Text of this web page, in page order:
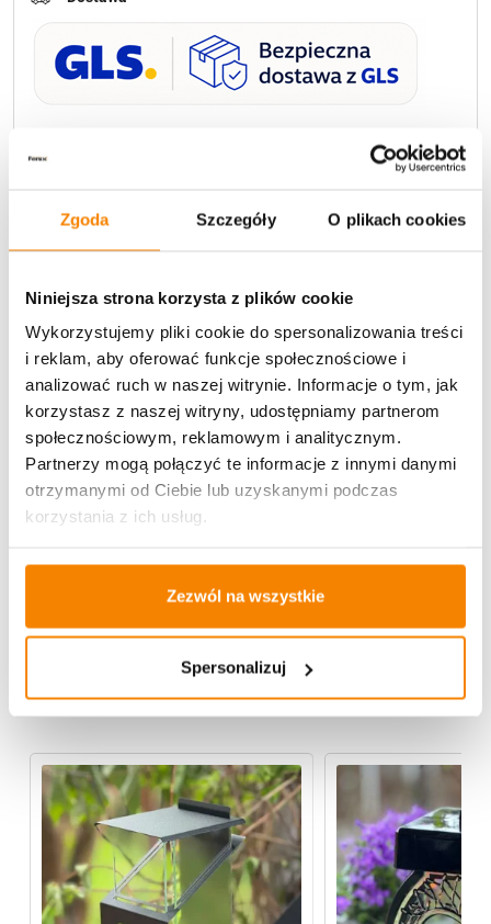
Zgoda Szczegóły O plikach cookies
Niniejsza strona korzysta z plików cookie
Wykorzystujemy pliki cookie do spersonalizowania treści
i reklam, aby oferować funkcje społecznościowe i
analizować ruch w naszej witrynie. Informacje o tym, jak
korzystasz z naszej witryny, udostępniamy partnerom
społecznościowym, reklamowym i analitycznym.
Partnerzy mogą połączyć te informacje z innymi danymi
otrzymanymi od Ciebie lub uzyskanymi podczas
korzystania z ich usług.
Zezwól na wszystkie
Spersonalizuj
Potrzebujesz większą ilość? Zapraszamy do naszej
Przejdź do hurtowni B2B
Opinie klientów
Więcej z kategorii Polecane produkty